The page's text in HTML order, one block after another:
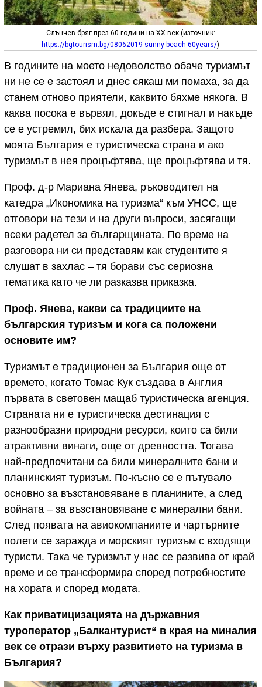
Слънчев бряг през 60-години на XX век (източник:
https://bgtourism.bg/08062019-sunny-beach-60years/)
В годините на моето недоволство обаче туризмът
ни не се е застоял и днес сякаш ми помаха, за да
станем отново приятели, каквито бяхме някога. В
каква посока е вървял, докъде е стигнал и накъде
се е устремил, бих искала да разбера. Защото
моята България е туристическа страна и ако
туризмът в нея процъфтява, ще процъфтява и тя.
Проф. д-р Мариана Янева, ръководител на
катедра „Икономика на туризма“ към УНСС, ще
отговори на тези и на други въпроси, засягащи
всеки радетел за българщината. По време на
разговора ни си представям как студентите я
слушат в захлас – тя борави със сериозна
тематика като че ли разказва приказка.
Проф. Янева, какви са традициите на
българския туризъм и кога са положени
основите им?
Туризмът е традиционен за България още от
времето, когато Томас Кук създава в Англия
първата в световен мащаб туристическа агенция.
Страната ни е туристическа дестинация с
разнообразни природни ресурси, които са били
атрактивни винаги, още от древността. Тогава
най-предпочитани са били минералните бани и
планинският туризъм. По-късно се е пътувало
основно за възстановяване в планините, а след
войната – за възстановяване с минерални бани.
След появата на авиокомпаниите и чартърните
полети се заражда и морският туризъм с входящи
туристи. Така че туризмът у нас се развива от край
време и се трансформира според потребностите
на хората и според модата.
Как приватицизацията на държавния
туроператор „Балкантурист“ в края на миналия
век се отрази върху развитието на туризма в
България?